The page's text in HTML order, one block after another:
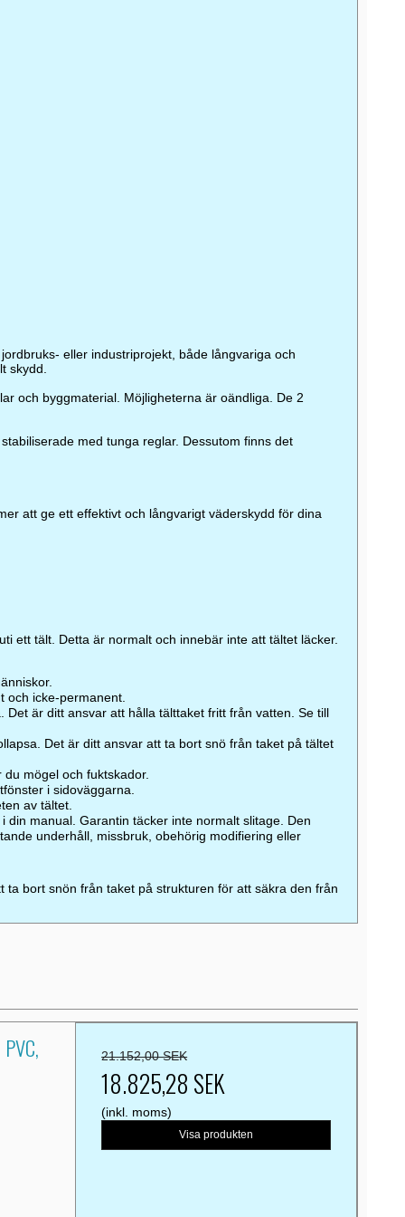
eller industriprojekt, både långvariga och
skydd.
och byggmaterial. Möjligheterna är oändliga. De 2
med tunga reglar. Dessutom finns det
att ge ett effektivt och långvarigt väderskydd för dina
ett tält. Detta är normalt och innebär inte att tältet läcker.
och icke-permanent.
är ditt ansvar att hålla tälttaket fritt från vatten. Se till
Det är ditt ansvar att ta bort snö från taket på tältet
mögel och fuktskador.
i sidoväggarna.
av tältet.
manual. Garantin täcker inte normalt slitage. Den
underhåll, missbruk, obehörig modifiering eller
bort snön från taket på strukturen för att säkra den från
21.152,00 SEK
18.825,28 SEK
(inkl. moms)
Visa produkten